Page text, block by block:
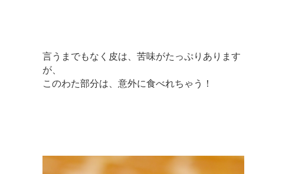
言うまでもなく皮は、苦味がたっぷりあります
が、
このわた部分は、意外に食べれちゃう！